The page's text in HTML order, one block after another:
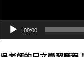
00:00